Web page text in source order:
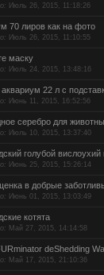
Июль 26, 2015, 11:18:26
70 лиров как на фото
Июль 26, 2015, 11:10:55
маску
Июль 24, 2015, 13:48:16
22 л с
Июнь 11, 2015, 16:52:56
серебро для
Июль 10, 2015, 13:37:40
голубой вислоухий
Июнь 25, 2015, 15:26:14
в добрые
Июнь 01, 2015, 13:03:49
котята
Май 27, 2015, 14:14:58
deShedding
Май 17, 2015, 21:10:36